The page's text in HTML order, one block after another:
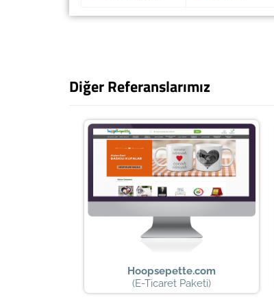
Diğer Referanslarımız
Hoopsepette.com
(E-Ticaret Paketi)